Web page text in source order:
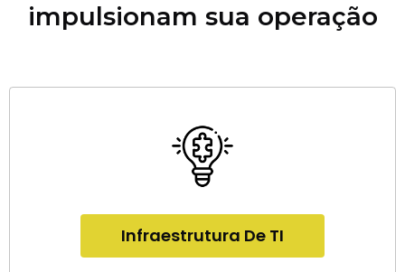
impulsionam sua operação
Infraestrutura De TI